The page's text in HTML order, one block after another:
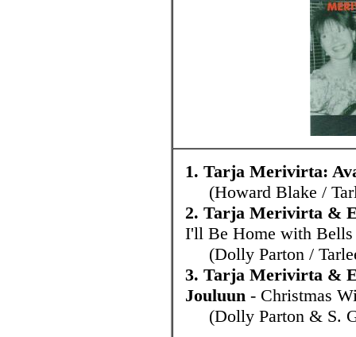
1. Tarja Merivirta:
(Howard Blake /
2. Tarja Merivirta &
I'll Be Home with Bells
(Dolly Parton /
3. Tarja Merivirta &
Jouluun - Christmas
(Dolly Parton & S.